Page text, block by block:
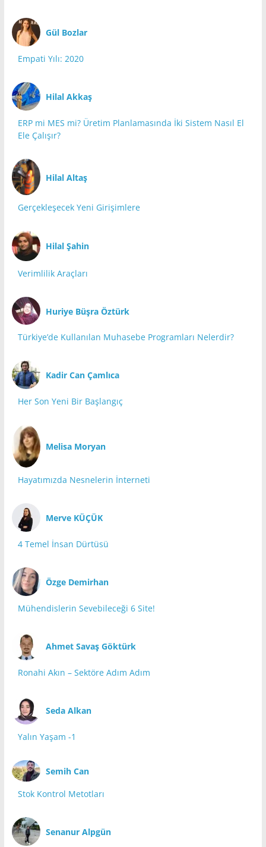
Gül Bozlar
Empati Yılı: 2020
Hilal Akkaş
ERP mi MES mi? Üretim Planlamasında İki Sistem Nasıl El
Ele Çalışır?
Hilal Altaş
Gerçekleşecek Yeni Girişimlere
Hilal Şahin
Verimlilik Araçları
Huriye Büşra Öztürk
Türkiye’de Kullanılan Muhasebe Programları Nelerdir?
Kadir Can Çamlıca
Her Son Yeni Bir Başlangıç
Melisa Moryan
Hayatımızda Nesnelerin İnterneti
Merve KÜÇÜK
4 Temel İnsan Dürtüsü
Özge Demirhan
Mühendislerin Sevebileceği 6 Site!
Ahmet Savaş Göktürk
Ronahi Akın – Sektöre Adım Adım
Seda Alkan
Yalın Yaşam -1
Semih Can
Stok Kontrol Metotları
Senanur Alpgün